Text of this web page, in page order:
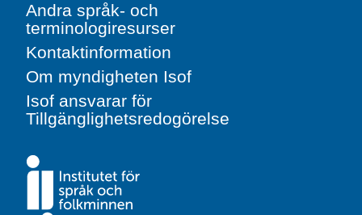
Andra språk- och
terminologiresurser
Kontaktinformation
Om myndigheten Isof
Isof ansvarar för
Tillgänglighetsredogörelse